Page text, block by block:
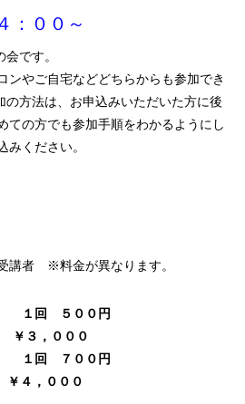
：００～
です。
ンやご自宅などどちらからも参加でき
の方法は、お申込みいただいた方に後
ての方でも参加手順をわかるようにし
みください。
講者 ※料金が異なります。
１回 ５００円
￥３，０００
１回 ７００円
４，０００